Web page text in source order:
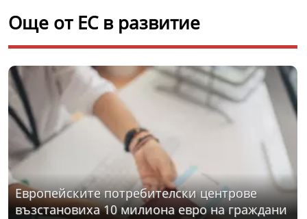
Още от ЕС в развитие
Eвропейските потребителски центрове
възстановиха 10 милиона евро на граждани